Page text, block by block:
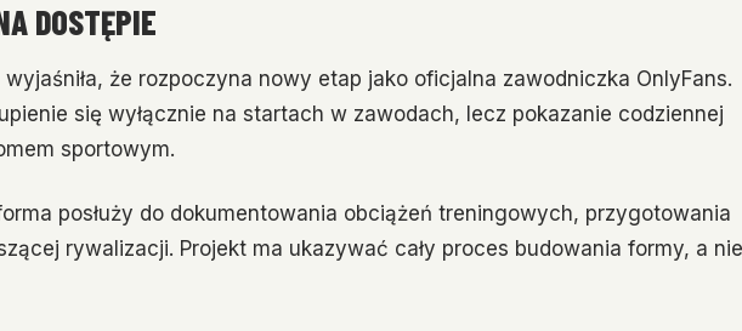
DOSTĘPIE
że rozpoczyna nowy etap jako oficjalna zawodniczka OnlyFans.
się wyłącznie na startach w zawodach, lecz pokazanie codziennej
sportowym.
posłuży do dokumentowania obciążeń treningowych, przygotowania
rywalizacji. Projekt ma ukazywać cały proces budowania formy, a nie